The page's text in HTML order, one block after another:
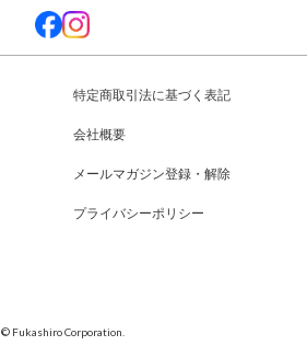
特定商取引法に基づく表記
会社概要
メールマガジン登録・解除
プライバシーポリシー
© Fukashiro Corporation.